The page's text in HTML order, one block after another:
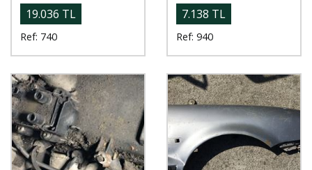
19.036 TL
Ref: 740
7.138 TL
Ref: 940